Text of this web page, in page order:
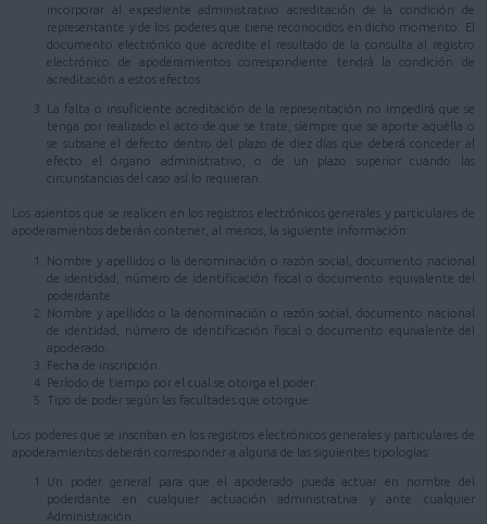
incorporar al expediente administrativo acreditación de la condición de
representante y de los poderes que tiene reconocidos en dicho momento. El
documento electrónico que acredite el resultado de la consulta al registro
electrónico de apoderamientos correspondiente tendrá la condición de
acreditación a estos efectos.
La falta o insuficiente acreditación de la representación no impedirá que se
tenga por realizado el acto de que se trate, siempre que se aporte aquélla o
se subsane el defecto dentro del plazo de diez días que deberá conceder al
efecto el órgano administrativo, o de un plazo superior cuando las
circunstancias del caso así lo requieran.
Los asientos que se realicen en los registros electrónicos generales y particulares de
apoderamientos deberán contener, al menos, la siguiente información:
Nombre y apellidos o la denominación o razón social, documento nacional
de identidad, número de identificación fiscal o documento equivalente del
poderdante.
Nombre y apellidos o la denominación o razón social, documento nacional
de identidad, número de identificación fiscal o documento equivalente del
apoderado.
Fecha de inscripción.
Período de tiempo por el cual se otorga el poder.
Tipo de poder según las facultades que otorgue.
Los poderes que se inscriban en los registros electrónicos generales y particulares de
apoderamientos deberán corresponder a alguna de las siguientes tipologías:
Un poder general para que el apoderado pueda actuar en nombre del
poderdante en cualquier actuación administrativa y ante cualquier
Administración.